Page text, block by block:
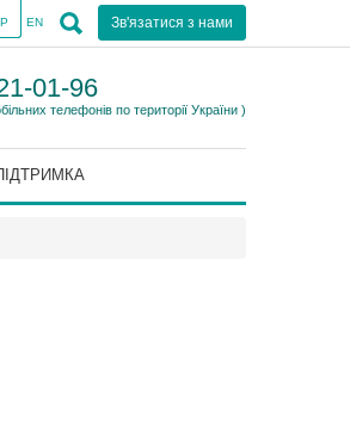
Зв'язатися з нами
EN
01-96
телефонів по території України )